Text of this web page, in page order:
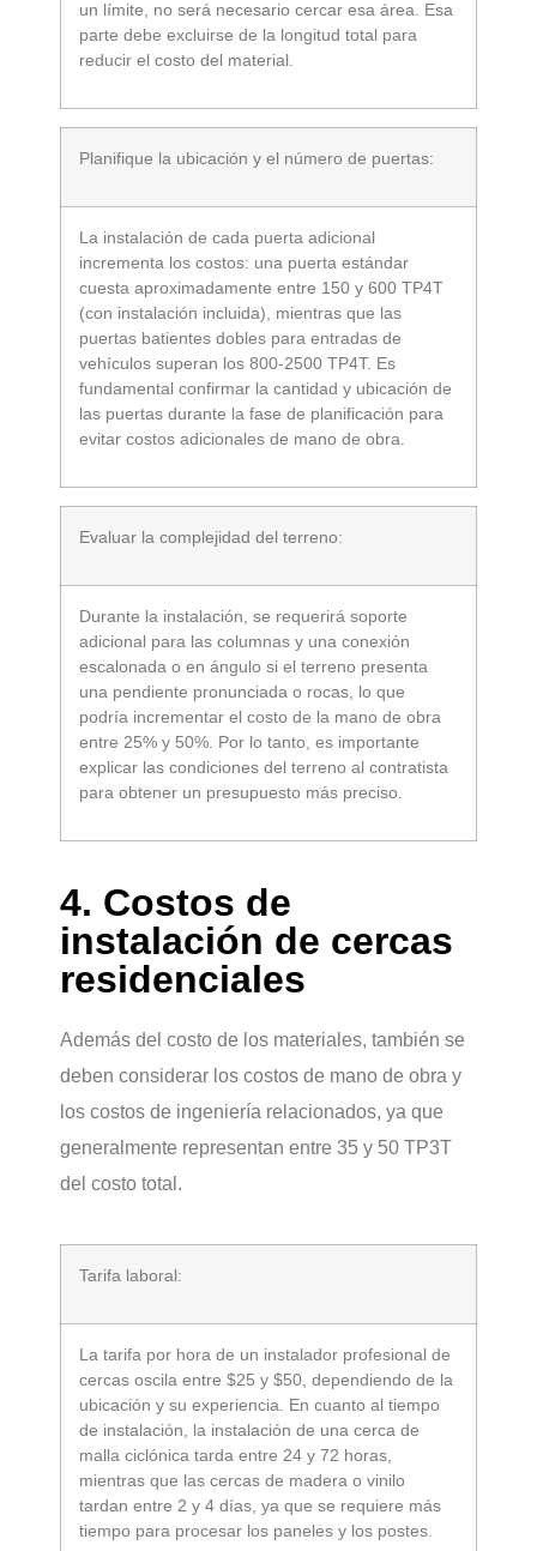
un límite, no será necesario cercar esa área. Esa
parte debe excluirse de la longitud total para
reducir el costo del material.
Planifique la ubicación y el número de puertas:
La instalación de cada puerta adicional
incrementa los costos: una puerta estándar
cuesta aproximadamente entre 150 y 600 TP4T
(con instalación incluida), mientras que las
puertas batientes dobles para entradas de
vehículos superan los 800-2500 TP4T. Es
fundamental confirmar la cantidad y ubicación de
las puertas durante la fase de planificación para
evitar costos adicionales de mano de obra.
Evaluar la complejidad del terreno:
Durante la instalación, se requerirá soporte
adicional para las columnas y una conexión
escalonada o en ángulo si el terreno presenta
una pendiente pronunciada o rocas, lo que
podría incrementar el costo de la mano de obra
entre 25% y 50%. Por lo tanto, es importante
explicar las condiciones del terreno al contratista
para obtener un presupuesto más preciso.
4. Costos de
instalación de cercas
residenciales
Además del costo de los materiales, también se
deben considerar los costos de mano de obra y
los costos de ingeniería relacionados, ya que
generalmente representan entre 35 y 50 TP3T
del costo total.
Tarifa laboral:
La tarifa por hora de un instalador profesional de
cercas oscila entre $25 y $50, dependiendo de la
ubicación y su experiencia. En cuanto al tiempo
de instalación, la instalación de una cerca de
malla ciclónica tarda entre 24 y 72 horas,
mientras que las cercas de madera o vinilo
tardan entre 2 y 4 días, ya que se requiere más
tiempo para procesar los paneles y los postes.